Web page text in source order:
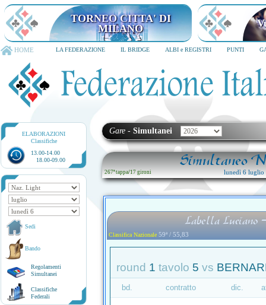
TORNEO CITTA' DI MILANO
6-8 dicembre 2026
HOME LA FEDERAZIONE IL BRIDGE ALBI e REGISTRI PUNTI
ELABORAZIONI
Classifiche
13.00-14.00
18.00-09.00
Sedi
Bando
Regolamenti
Simultanei
Classifiche
Federali
Gare - Simultanei
Simultaneo
267ª tappa/17 gironi lunedì 6 luglio
Labella
Classifica Nazionale 59ª / 55,83
round 1 tavolo 5 vs
bd. contratto dic.